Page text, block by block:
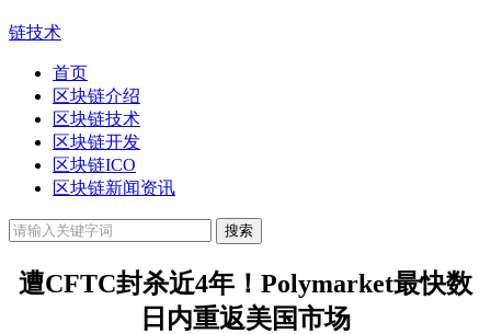
链技术
首页
区块链介绍
区块链技术
区块链开发
区块链ICO
区块链新闻资讯
遭CFTC封杀近4年！Polymarket最快数
日内重返美国市场